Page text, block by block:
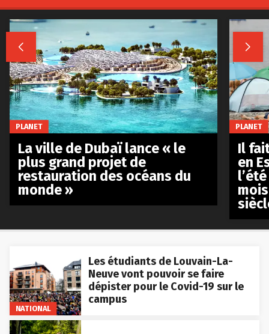
NATIONAL
Les étudiants de Louvain-La-
Neuve vont pouvoir se faire
dépister pour le Covid-19 sur le
campus
 
PLANET
La ville de Dubaï lance « le
plus grand projet de
restauration des océans du
monde »
PLANET
Il
en